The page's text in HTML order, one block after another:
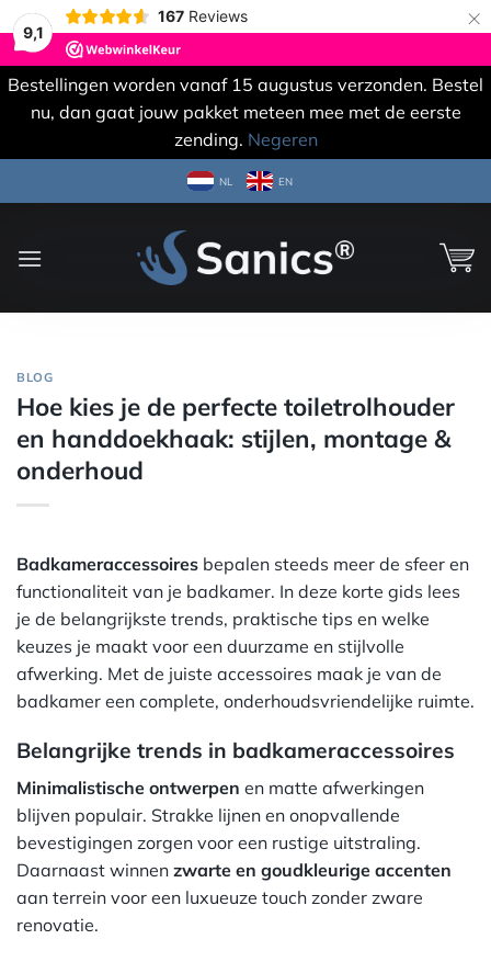
9,1
167 Reviews ×
Bestellingen worden vanaf 15 augustus verzonden. Bestel
nu, dan gaat jouw pakket meteen mee met de eerste
zending. Negeren
naar
NL EN
BLOG
Hoe kies je de perfecte toiletrolhouder
en handdoekhaak: stijlen, montage &
onderhoud
Badkameraccessoires bepalen steeds meer de sfeer en
functionaliteit van je badkamer. In deze korte gids lees
je de belangrijkste trends, praktische tips en welke
keuzes je maakt voor een duurzame en stijlvolle
afwerking. Met de juiste accessoires maak je van de
badkamer een complete, onderhoudsvriendelijke ruimte.
Belangrijke trends in badkameraccessoires
Minimalistische ontwerpen en matte afwerkingen
blijven populair. Strakke lijnen en onopvallende
bevestigingen zorgen voor een rustige uitstraling.
Daarnaast winnen zwarte en goudkleurige accenten
aan terrein voor een luxueuze touch zonder zware
renovatie.